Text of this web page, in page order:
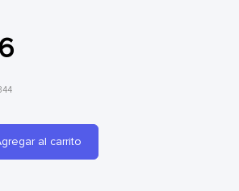
al carrito